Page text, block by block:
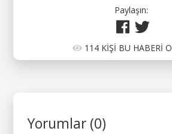
Paylaşın:
114 KİŞİ BU HABERİ
Yorumlar (0)